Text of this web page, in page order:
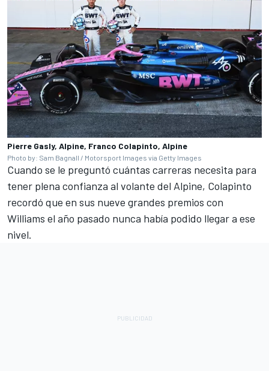
Pierre Gasly, Alpine, Franco Colapinto, Alpine
Photo by: Sam Bagnall / Motorsport Images via Getty Images
Cuando se le preguntó cuántas carreras necesita para
tener plena confianza al volante del Alpine, Colapinto
recordó que en sus nueve grandes premios con
Williams el año pasado nunca había podido llegar a ese
nivel.